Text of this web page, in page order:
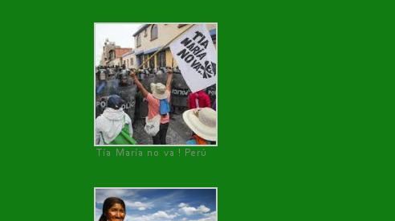
Tía María no va ! Perú